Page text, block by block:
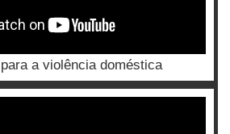
a violência doméstica